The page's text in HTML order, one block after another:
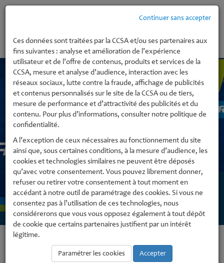
MENU
Accueil La Communauté de Communes
Calendrier des matchs
Continuer sans accepter
Ces données sont traitées par la CCSA et/ou ses partenaires aux
fins suivantes : analyse et amélioration de l’expérience
utilisateur et de l’offre de contenus, produits et services de la
CCSA, mesure et analyse d’audience, interaction avec les
réseaux sociaux, lutte contre la fraude, affichage de publicités
et contenus personnalisés sur le site de la CCSA ou de tiers,
mesure de performance et d’attractivité des publicités et du
contenu. Pour plus d’informations, consulter notre politique de
confidentialité.
A l’exception de ceux nécessaires au fonctionnement du site
ainsi que, sous certaines conditions, à la mesure d’audience, les
cookies et technologies similaires ne peuvent être déposés
qu’avec votre consentement. Vous pouvez librement donner,
refuser ou retirer votre consentement à tout moment en
accédant à notre outil de paramétrage des cookies. Si vous ne
consentez pas à l’utilisation de ces technologies, nous
considérerons que vous vous opposez également à tout dépôt
de cookie que certains partenaires justifient par un intérêt
légitime.
Paramétrer les cookies Accepter